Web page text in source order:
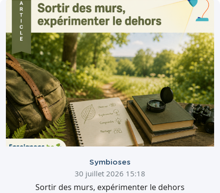
Symbioses
30 juillet 2026 15:18
Sortir des murs, expérimenter le dehors